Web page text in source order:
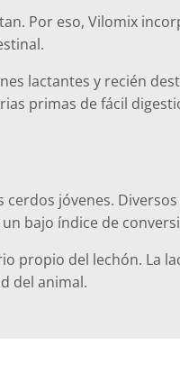
Por eso, Vilomix
lactantes y recién
primas de fácil
jóvenes.
bajo índice de
propio del lechón. La
del animal.